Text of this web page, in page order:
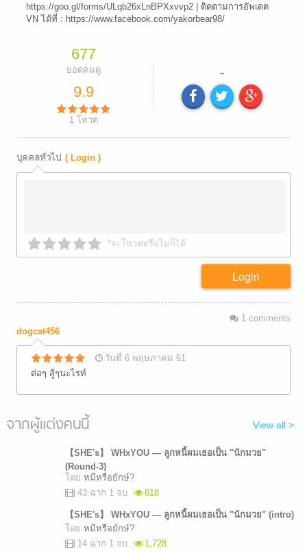
https://goo.gl/forms/ULqb26xLnBPXxvvp2 | ติดตามการอัพเดต
VN ได้ที่ : https://www.facebook.com/yakorbear98/
677
ยอดคนดู
9.9
1โหวต
-
บุคคลทั่วไป ( Login )
*จะโหวตหรือไม่ก็ได้
Login
1comments
dogcat456
วันที่ 6 พฤษภาคม 61
ต่อๆ สู้ๆนะไรท์
จากผู้แต่งคนนี้ View all >
【SHE's】 WHxYOU — ลูกหนี้ผมเธอเป็น "นักมวย"
(Round-3)
โดย หมีหรือยักษ์?
43 ฉาก 1 จบ
818
【SHE's】 WHxYOU — ลูกหนี้ผมเธอเป็น "นักมวย" (intro)
โดย หมีหรือยักษ์?
14 ฉาก 1 จบ
1,728